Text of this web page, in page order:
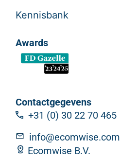
Kennisbank
Awards
Contactgegevens
+31 (0) 30 22 70 465
info@ecomwise.com
Ecomwise B.V.